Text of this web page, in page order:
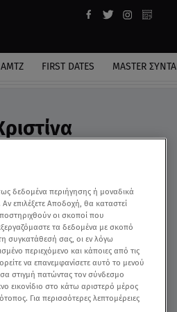
ΑΜΤΖ FIRST DATES MASTER
δεδομένα περιήγησης ή μοναδικά
επιλέξετε Αποδοχή, θα καταστεί
οι σκοποί που
τα δεδομένα με σκοπό
συγκατάθεσή σας, οι εν λόγω
περιεχόμενο και κάποιες από τις
να επανεμφανίσετε αυτό το μενού
στιγμή πατώντας τον σύνδεσμο
εικονίδιο στο κάτω αριστερό μέρος
Για περισσότερες λεπτομέρειες